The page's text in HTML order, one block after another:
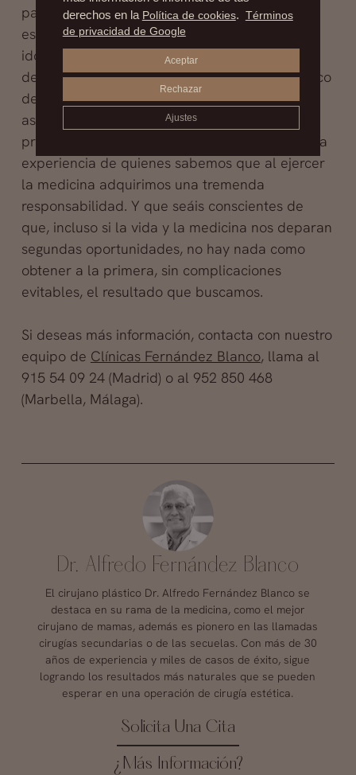
para pediros que al igual que nosotros lo
estamos, estéis vigilantes. Que examinéis la
idoneidad del cirujano al que confiáis vuestro
deseo de mejoría. Que confirméis que el médico
de vuestra elección pertenece a las
asociaciones que garantizan nuestra
profesionalidad. Que apreciéis en lo que vale la
experiencia de quienes sabemos que al ejercer
la medicina adquirimos una tremenda
responsabilidad. Y que seáis conscientes de
que, incluso si la vida y la medicina nos deparan
segundas oportunidades, no hay nada como
obtener a la primera, sin complicaciones
evitables, el resultado que buscamos.
Si deseas más información, contacta con nuestro
equipo de Clínicas Fernández Blanco, llama al
915 54 09 24 (Madrid) o al 952 850 468
(Marbella, Málaga).
Dr. Alfredo Fernández Blanco
El cirujano plástico Dr. Alfredo Fernández Blanco se
destaca en su rama de la medicina, como el mejor
cirujano de mamas, además es pionero en las llamadas
cirugías secundarias o de las secuelas. Con más de 30
años de experiencia y miles de casos de éxito, sigue
logrando los resultados más naturales que se pueden
esperar en una operación de cirugía estética.
Solicita Una Cita
¿Más Información?
derechos en la Política de cookies. Términos
de privacidad de Google
Aceptar
Rechazar
Ajustes